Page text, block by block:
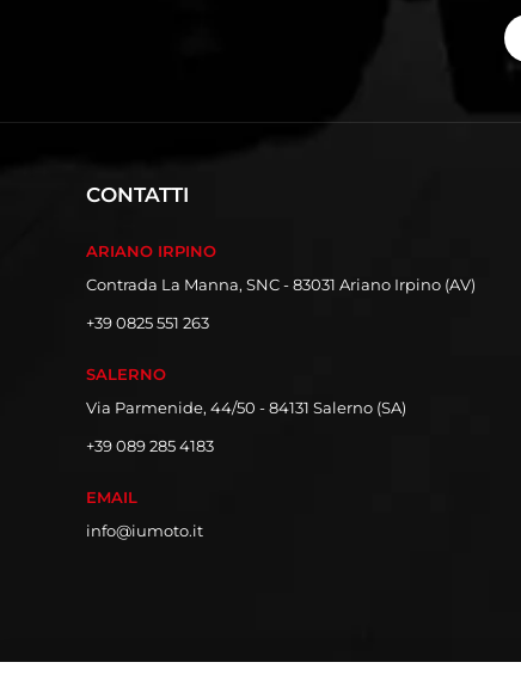
CONTATTI
ARIANO IRPINO
Contrada La Manna, SNC - 83031 Ariano Irpino (AV)
+39 0825 551 263
SALERNO
Via Parmenide, 44/50 - 84131 Salerno (SA)
+39 089 285 4183
EMAIL
info@iumoto.it